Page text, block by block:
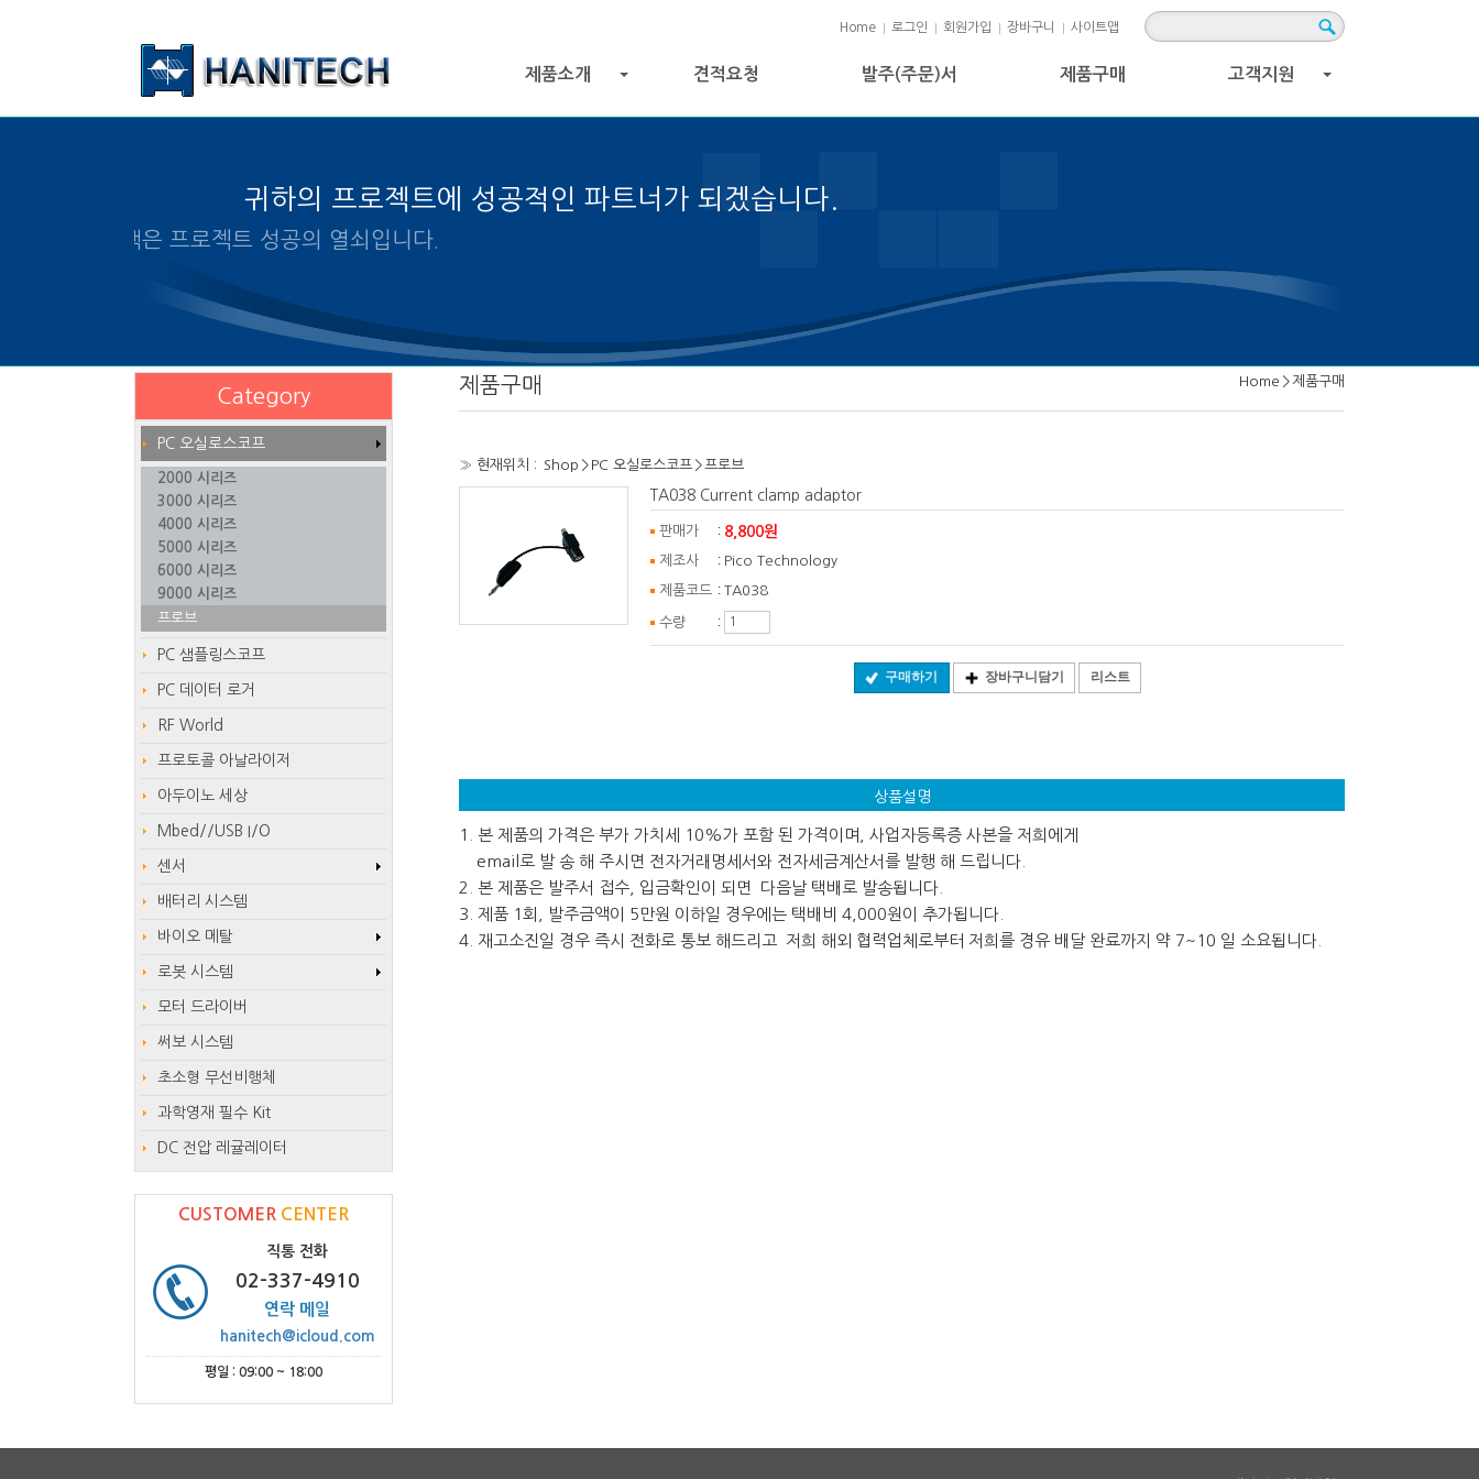
Home 로그인 회원가입 장바구니 사이트맵
제품소개 견적요청 발주(주문)서 제품구매 고객지원
귀하의 프로젝트에 성공적인 파트너가 되겠습니다.
알맞은 제품의 선택은 프로젝트 성공의 열쇠입니다.
Home > 제품구매
제품구매
» 현재위치 : Shop > PC 오실로스코프 >프로브
TA038 Current clamp adaptor
판매가 : 8,800원
제조사 : Pico Technology
제품코드 : TA038
수량 :
구매하기 장바구니담기 리스트
상품설명
1. 본 제품의 가격은 부가 가치세 10%가 포함 된 가격이며, 사업자등록증 사본을 저희에게
email로 발 송 해 주시면 전자거래명세서와 전자세금계산서를 발행 해 드립니다.
2. 본 제품은 발주서 접수, 입금확인이 되면 다음날 택배로 발송됩니다.
3. 제품 1회, 발주금액이 5만원 이하일 경우에는 택배비 4,000원이 추가됩니다.
4. 재고소진일 경우 즉시 전화로 통보 해드리고 저희 해외 협력업체로부터 저희를 경유 배달 완료까지 약 7~10 일 소요됩니다.
Category
PC 오실로스코프
2000 시리즈
3000 시리즈
4000 시리즈
5000 시리즈
6000 시리즈
9000 시리즈
프로브
PC 샘플링스코프
PC 데이터 로거
RF World
프로토콜 아날라이저
아두이노 세상
Mbed//USB I/O
센서
배터리 시스템
바이오 메탈
로봇 시스템
모터 드라이버
써보 시스템
초소형 무선비행체
과학영재 필수 Kit
DC 전압 레귤레이터
CUSTOMER CENTER
직통 전화
02-337-4910
연락 메일
hanitech@icloud.com
평일 : 09:00 ~ 18:00